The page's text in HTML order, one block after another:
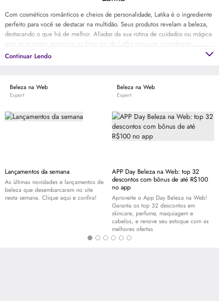
Com cosméticos românticos e cheios de personalidade, Latika é o ingrediente
perfeito para você se destacar na multidão. Seus produtos revelam a beleza,
destacando o que há de melhor. Aliadas da sua rotina de cuidados ou mágica
para as ocasiões especiais, as fórmulas de Latika possuem ingredientes
especiais e tecnologia para que o resultado seja você linda sempre!
Continuar Lendo
Beleza na Web
Expert
Lançamentos da semana
As últimas novidades e lançamentos de
beleza que desembarcaram no site
nesta semana. Clique aqui e confira!
Beleza na Web
Expert
APP Day Beleza na Web: top 32
descontos com bônus de até R$100
no app
Aproveite o App Day Beleza na Web!
Garanta os top 32 descontos em
skincare, perfume, maquiagem e
cabelos, e renove seu estoque com as
melhores ofertas